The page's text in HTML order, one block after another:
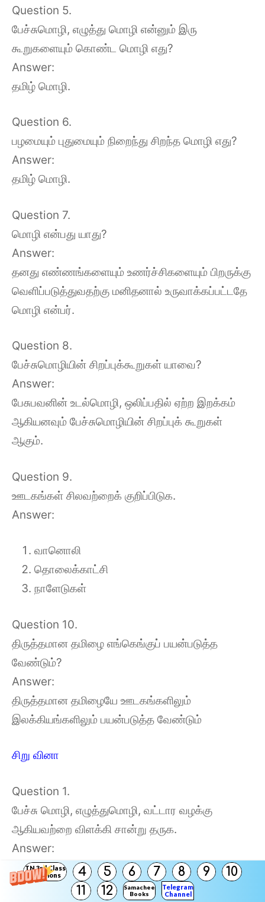
TN 3rd Class
Solutions
4 5 6 7 8 9
10
11
12
Samacheer
Books
Telegram
Channel
Question 5.
பேச்சுமொழி, எழுத்து மொழி என்னும் இரு
கூறுகளையும் கொண்ட மொழி எது?
Answer:
தமிழ் மொழி.
Question 6.
பழமையும் புதுமையும் நிறைந்து சிறந்த மொழி எது?
Answer:
தமிழ் மொழி.
Question 7.
மொழி என்பது யாது?
Answer:
தனது எண்ணங்களையும் உணர்ச்சிகளையும் பிறருக்கு
வெளிப்படுத்துவதற்கு மனிதனால் உருவாக்கப்பட்டதே
மொழி என்பர்.
Question 8.
பேச்சுமொழியின் சிறப்புக்கூறுகள் யாவை?
Answer:
பேசுபவனின் உடல்மொழி, ஒலிப்பதில் ஏற்ற இறக்கம்
ஆகியனவும் பேச்சுமொழியின் சிறப்புக் கூறுகள்
ஆகும்.
Question 9.
ஊடகங்கள் சிலவற்றைக் குறிப்பிடுக.
Answer:
வானொலி
தொலைக்காட்சி
நாளேடுகள்
Question 10.
திருத்தமான தமிழை எங்கெங்குப் பயன்படுத்த
வேண்டும்?
Answer:
திருத்தமான தமிழையே ஊடகங்களிலும்
இலக்கியங்களிலும் பயன்படுத்த வேண்டும்
சிறு வினா
Question 1.
பேச்சு மொழி, எழுத்துமொழி, வட்டார வழக்கு
ஆகியவற்றை விளக்கி சான்று தருக.
Answer:
பேச்சு மொழி : வாயினால் பேசப்பட்டு பிறரால்
உணரப்படுவது பேச்சுமொழி ஆகும். உணர்வுகளை